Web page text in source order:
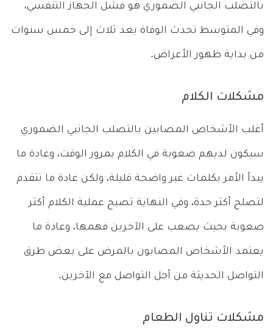
بالتصلب الجانبي الضموري هو فشل الجهاز التنفسي،
وفي المتوسط تحدث الوفاة بعد ثلاث إلى خمس سنوات
من بداية ظهور الأعراض.
مشكلات الكلام
أغلب الأشخاص المصابين بالتصلب الجانبي الضموري
سيكون لديهم صعوبة في الكلام بمرور الوقت، وعادة ما
يبدأ الأمر بكلمات غير واضحة قليلة، ولكن عادة ما تتقدم
لتصلح أكثر حدة، وفي النهاية تصبح عملية الكلام أكثر
صعوبة بحيث يصعب على الآخرين فهمها، وعادة ما
يعتمد الأشخاص المصابون بالمرض على بعض طرق
التواصل الحديثة من أجل التواصل مع الآخرين.
مشكلات تناول الطعام